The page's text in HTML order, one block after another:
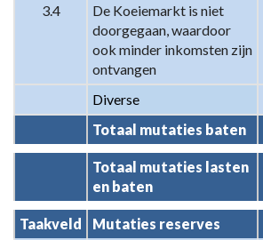
3.4
De Koeiemarkt is niet
doorgegaan, waardoor
ook minder inkomsten zijn
ontvangen
Diverse
Totaal mutaties baten
Totaal mutaties lasten
en baten
Taakveld Mutaties reserves